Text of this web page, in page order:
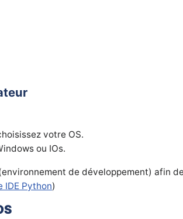
votre OS.
ou IOs.
de développement) afin
IDE Python)